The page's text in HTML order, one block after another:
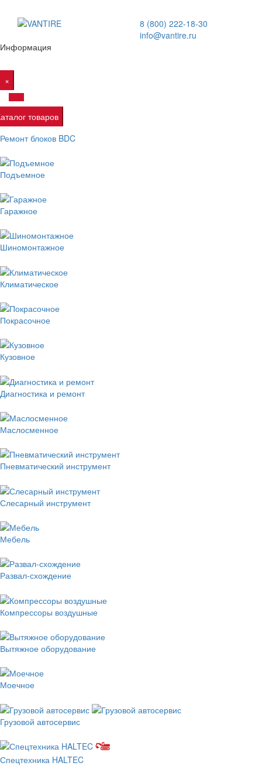
8 (800) 222-18-30
info@vantire.ru
Информация
×
товаров
Ремонт блоков BDC
Подъемное
Гаражное
Шиномонтажное
Климатическое
Покрасочное
Кузовное
Диагностика и ремонт
Маслосменное
Пневматический инструмент
Слесарный инструмент
Мебель
Развал-схождение
Компрессоры воздушные
Вытяжное оборудование
Моечное
Грузовой автосервис
Спецтехника HALTEC